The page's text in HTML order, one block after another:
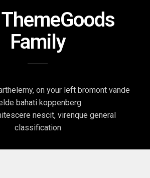
Family
on your left bromont vande
bahati koppenberg
nescit, virenque general
classification